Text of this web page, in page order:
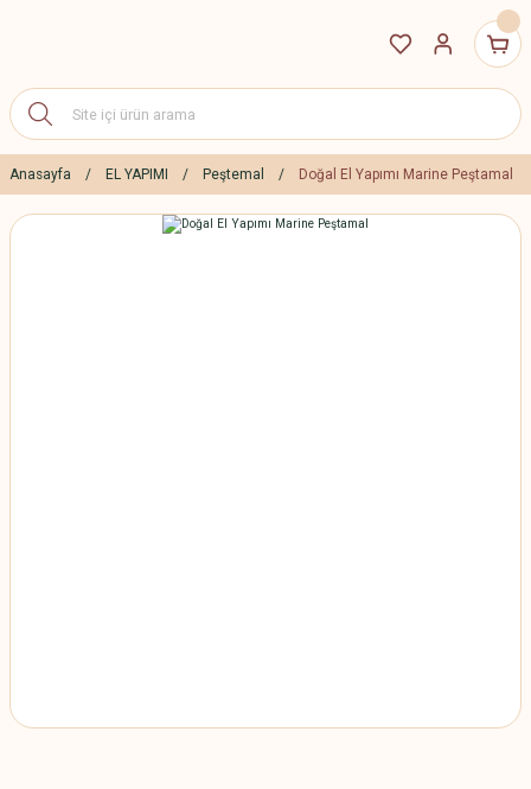
Anasayfa EL YAPIMI Peştemal Doğal El Yapımı Marine Peştamal